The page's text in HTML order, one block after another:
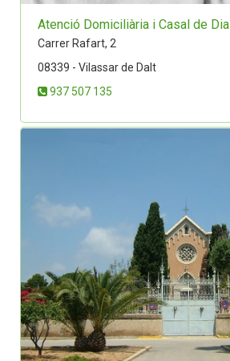
Atenció Domiciliària i Casal de Dia
Carrer Rafart, 2
08339 - Vilassar de Dalt
937 507 135